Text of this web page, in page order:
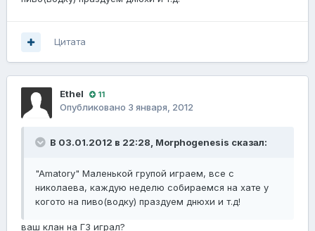
Цитата
Ethel 11
Опубликовано 3 января, 2012
В 03.01.2012 в 22:28, Morphogenesis сказал:
"Amatory" Маленькой групой играем, все с
николаева, каждую неделю собираемся на хате у
когото на пиво(водку) праздуем днюхи и т.д!
ваш клан на ГЗ играл?